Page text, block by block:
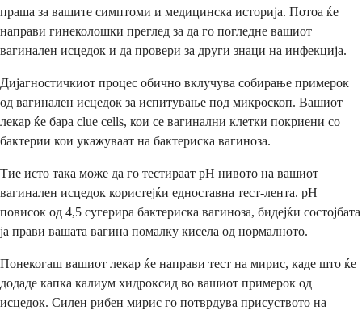
праша за вашите симптоми и медицинска историја. Потоа ќе
направи гинеколошки преглед за да го погледне вашиот
вагинален исцедок и да провери за други знаци на инфекција.
Дијагностичкиот процес обично вклучува собирање примерок
од вагинален исцедок за испитување под микроскоп. Вашиот
лекар ќе бара clue cells, кои се вагинални клетки покриени со
бактерии кои укажуваат на бактериска вагиноза.
Тие исто така може да го тестираат pH нивото на вашиот
вагинален исцедок користејќи едноставна тест-лента. pH
повисок од 4,5 сугерира бактериска вагиноза, бидејќи состојбата
ја прави вашата вагина помалку кисела од нормалното.
Понекогаш вашиот лекар ќе направи тест на мирис, каде што ќе
додаде капка калиум хидроксид во вашиот примерок од
исцедок. Силен рибен мирис го потврдува присуството на